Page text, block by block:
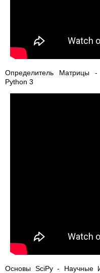
Определитель Матрицы
Python 3
Основы SciPy - Научные